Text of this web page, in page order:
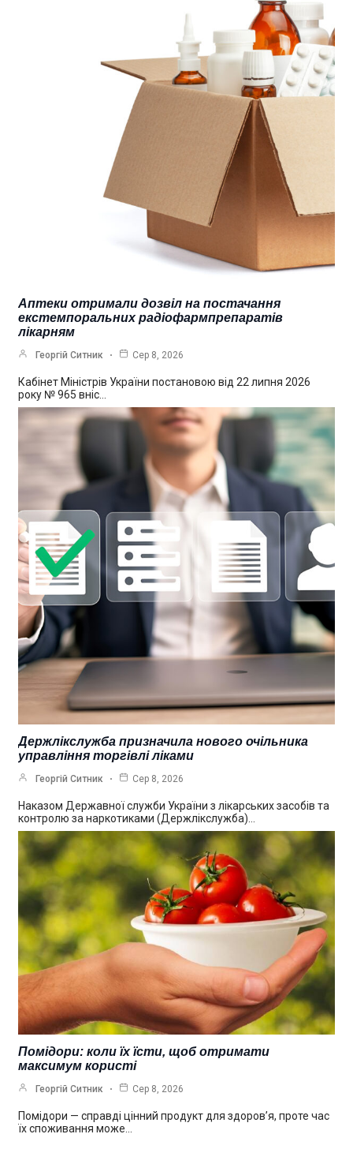
Аптеки отримали дозвіл на постачання
екстемпоральних радіофармпрепаратів
лікарням
Георгій Ситник Сер 8, 2026
Кабінет Міністрів України постановою від 22 липня 2026
року № 965 вніс…
Держлікслужба призначила нового очільника
управління торгівлі ліками
Георгій Ситник Сер 8, 2026
Наказом Державної служби України з лікарських засобів та
контролю за наркотиками (Держлікслужба)…
Помідори: коли їх їсти, щоб отримати
максимум користі
Георгій Ситник Сер 8, 2026
Помідори — справді цінний продукт для здоров’я, проте час
їх споживання може…